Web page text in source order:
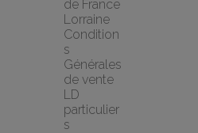
de France
Lorraine
Condition
s
Générales
de vente
LD
particulier
s